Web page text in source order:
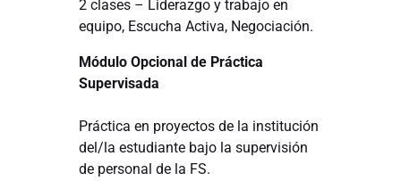
2 clases – Liderazgo y trabajo en
equipo, Escucha Activa, Negociación.
Módulo Opcional de Práctica
Supervisada
Práctica en proyectos de la institución
del/la estudiante bajo la supervisión
de personal de la FS.